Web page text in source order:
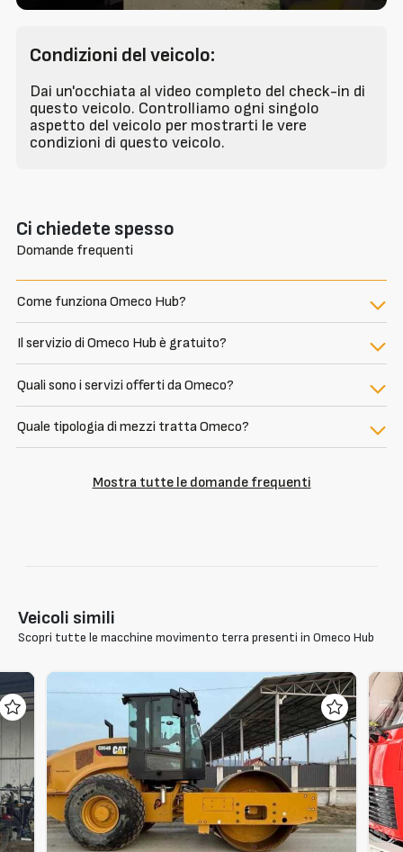
Condizioni del veicolo:
Dai un'occhiata al video completo del check-in di
questo veicolo. Controlliamo ogni singolo
aspetto del veicolo per mostrarti le vere
condizioni di questo veicolo.
Ci chiedete spesso
Domande frequenti
Come funziona Omeco Hub?
Il servizio di Omeco Hub è gratuito?
Quali sono i servizi offerti da Omeco?
Quale tipologia di mezzi tratta Omeco?
Mostra tutte le domande frequenti
Veicoli simili
Scopri tutte le macchine movimento terra presenti in Omeco Hub